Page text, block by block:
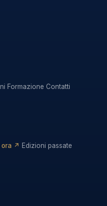
Formazione Contatti
ora ↗ Edizioni passate